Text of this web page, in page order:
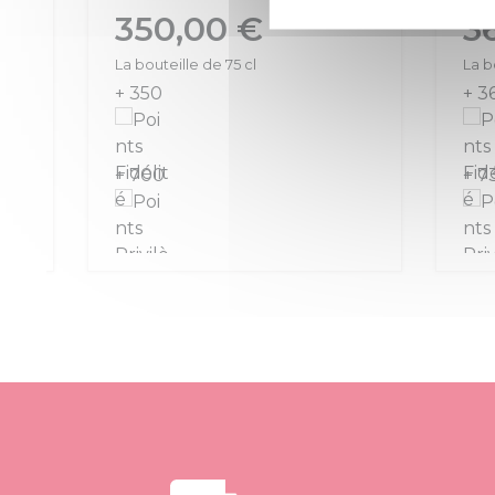
Prix365,00 €
La bouteille de 75 cl
+ 365
+ 730
La
+ 72
+ 145